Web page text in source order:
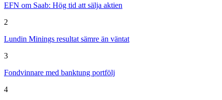
EFN om Saab: Hög tid att sälja aktien
2
Lundin Minings resultat sämre än väntat
3
Fondvinnare med banktung portfölj
4